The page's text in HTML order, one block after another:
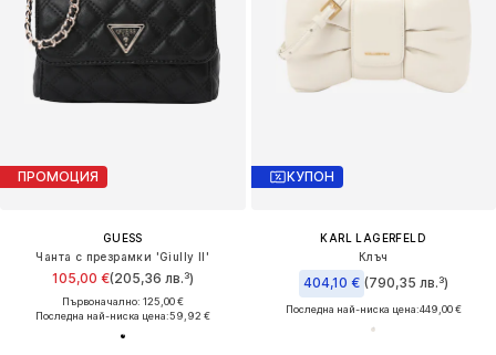
ПРОМОЦИЯ
GUESS
Чанта с презрамки 'Giully II'
105,00 €(205,36 лв.³)
Първоначално: 125,00 €
Последна най-ниска цена:59,92 €
КУПОН
KARL LAGERFELD
Клъч
404,10 € (790,35 лв.³)
Последна най-ниска цена:449,00 €